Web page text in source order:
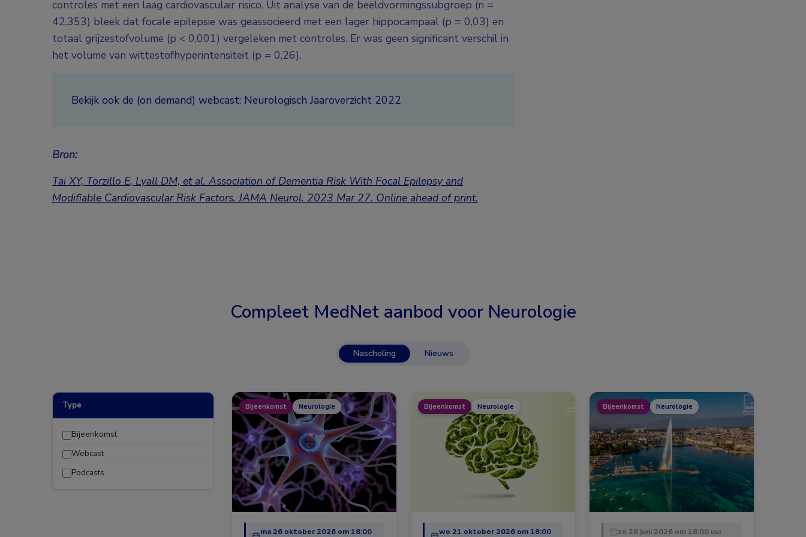
controles met een laag cardiovasculair risico. Uit analyse van de beeldvormingssubgroep (n =
42.353) bleek dat focale epilepsie was geassocieerd met een lager hippocampaal (p = 0,03) en
totaal grijzestofvolume (p < 0,001) vergeleken met controles. Er was geen significant verschil in
het volume van wittestofhyperintensiteit (p = 0,26).
Bekijk ook de (on demand) webcast: Neurologisch Jaaroverzicht 2022
Bron:
Tai XY, Torzillo E, Lyall DM, et al. Association of Dementia Risk With Focal Epilepsy and
Modifiable Cardiovascular Risk Factors. JAMA Neurol. 2023 Mar 27. Online ahead of print.
Compleet MedNet aanbod voor Neurologie
Nascholing Nieuws
Type
Bijeenkomst
Webcast
Podcasts
Bijeenkomst Neurologie
ma 26 oktober 2026 om 18:00
Bijeenkomst Neurologie
wo 21 oktober 2026 om 18:00
Bijeenkomst Neurologie
zo 28 juni 2026 om 18:00 uur